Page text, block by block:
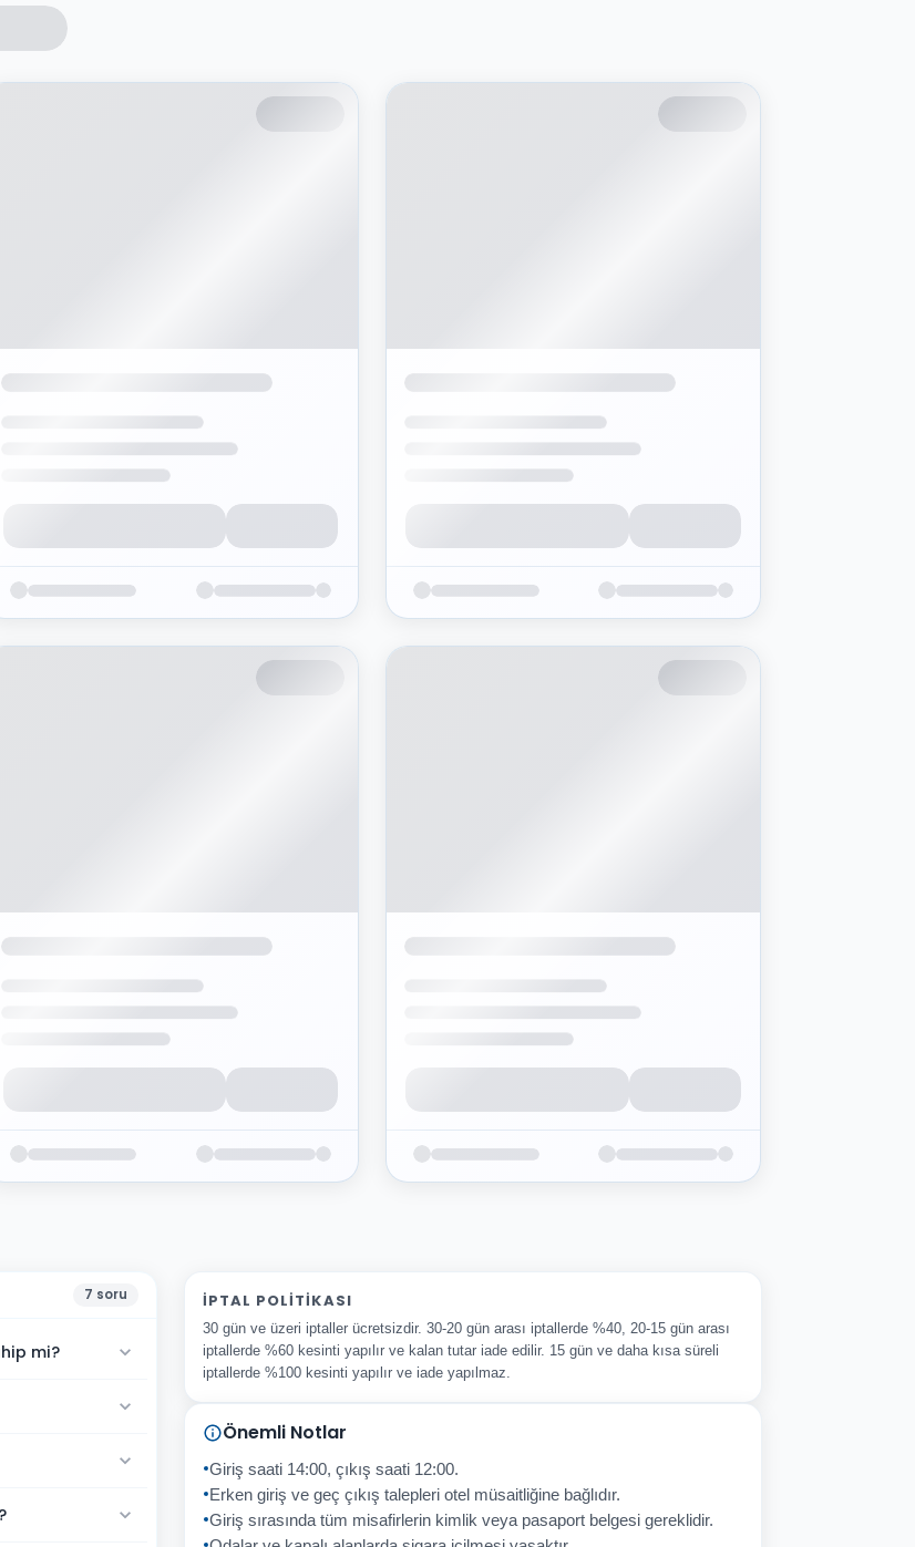
7 soru
mi?
İPTAL POLITIKASI
30 gün ve üzeri iptaller ücretsizdir. 30-20 gün arası iptallerde %40, 20-15 gün arası
iptallerde %60 kesinti yapılır ve kalan tutar iade edilir. 15 gün ve daha kısa süreli
iptallerde %100 kesinti yapılır ve iade yapılmaz.
Önemli Notlar
Giriş saati 14:00, çıkış saati 12:00.
Erken giriş ve geç çıkış talepleri otel müsaitliğine bağlıdır.
Giriş sırasında tüm misafirlerin kimlik veya pasaport belgesi gereklidir.